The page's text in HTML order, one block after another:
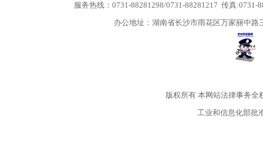
服务热线：0731-88281298/0731-88281217 传真:0731-
办公地址：湖南省长沙市雨花区万家丽中
版权所有本网站法律事务全
工业和信息化部批